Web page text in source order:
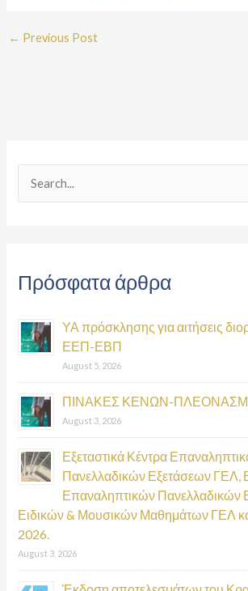
← Previous Post
c
f
o
Πρόσφατα άρθρα
ΥΑ πρόσκλησης για αιτήσεις
ΕΕΠ-ΕΒΠ
August 5, 2026
ΠΙΝΑΚΕΣ ΚΕΝΩΝ-
August 3, 2026
Εξεταστικά Κέντρα
Πανελλαδικών Εξετάσεων ΓΕΛ,
Επαναληπτικών Πανελλαδικών
Ειδικών & Μουσικών Μαθημάτων ΓΕΛ
2026.
August 3, 2026